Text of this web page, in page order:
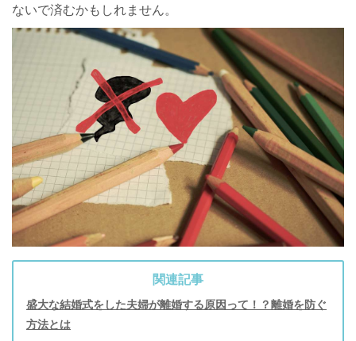
ないで済むかもしれません。
関連記事
盛大な結婚式をした夫婦が離婚する原因って！？離婚を防ぐ
方法とは